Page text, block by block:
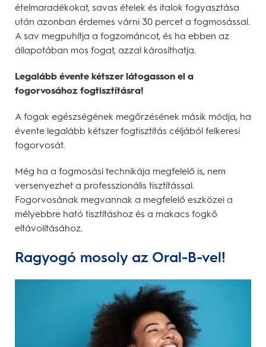
ételmaradékokat, savas ételek és italok fogyasztása
után azonban érdemes várni 30 percet a fogmosással.
A sav megpuhítja a fogzománcot, és ha ebben az
állapotában mos fogat, azzal károsíthatja.
Legalább évente kétszer látogasson el a
fogorvosához fogtisztításra!
A fogak egészségének megőrzésének másik módja, ha
évente legalább kétszer fogtisztítás céljából felkeresi
fogorvosát.
Még ha a fogmosási technikája megfelelő is, nem
versenyezhet a professzionális tisztítással.
Fogorvosának megvannak a megfelelő eszközei a
mélyebbre ható tisztításhoz és a makacs fogkő
eltávolításához.
Ragyogó mosoly az Oral-B-vel!